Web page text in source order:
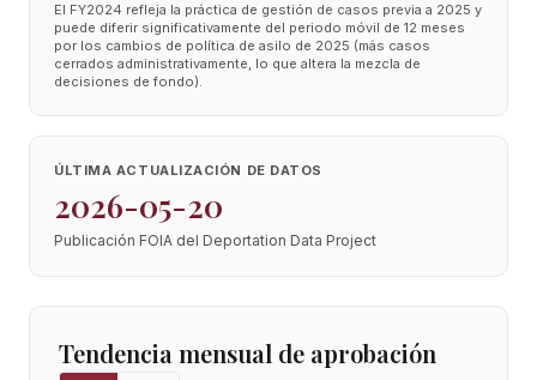
El FY2024 refleja la práctica de gestión de casos previa a 2025 y
puede diferir significativamente del periodo móvil de 12 meses
por los cambios de política de asilo de 2025 (más casos
cerrados administrativamente, lo que altera la mezcla de
decisiones de fondo).
ÚLTIMA ACTUALIZACIÓN DE DATOS
2026-05-20
Publicación FOIA del Deportation Data Project
Tendencia mensual de aprobación